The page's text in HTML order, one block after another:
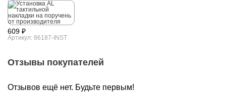
609 ₽
Артикул: 86187-INST
Отзывы покупателей
Отзывов ещё нет. Будьте первым!